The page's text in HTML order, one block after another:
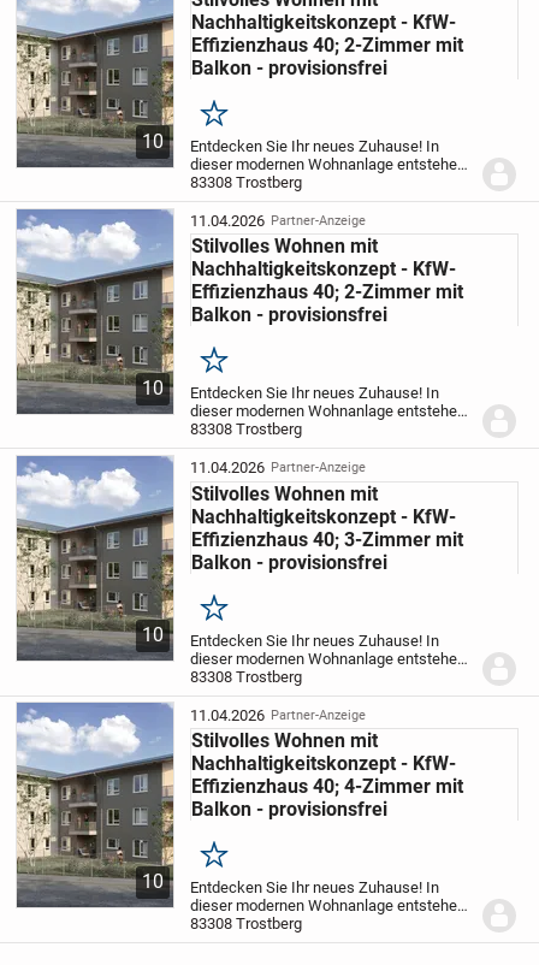
Elektroinstallation und eine moderne Telekommunikations-
und Multimediaausstattung.
10
Nachhaltigkeitskonzept - KfW-
Effizienzhaus 40; 2-Zimmer mit
Balkon - provisionsfrei
Merken
Entdecken Sie Ihr neues Zuhause! In
dieser modernen Wohnanlage entstehen
insgesamt 15 attraktive Wohnungen mit 2
bis 5 Zimmern und Wohnflächen
zwischen ca. 54 m² und ca. 128 m². Das
Objekt liegt in...
83308 Trostberg
10
11.04.2026 Partner-Anzeige
Stilvolles Wohnen mit
Nachhaltigkeitskonzept - KfW-
Effizienzhaus 40; 2-Zimmer mit
Balkon - provisionsfrei
Merken
Entdecken Sie Ihr neues Zuhause! In
dieser modernen Wohnanlage entstehen
insgesamt 15 attraktive Wohnungen mit 2
bis 5 Zimmern und Wohnflächen
zwischen ca. 54 m² und ca. 128 m². Das
Objekt liegt in...
83308 Trostberg
10
11.04.2026 Partner-Anzeige
Stilvolles Wohnen mit
Nachhaltigkeitskonzept - KfW-
Effizienzhaus 40; 3-Zimmer mit
Balkon - provisionsfrei
Merken
Entdecken Sie Ihr neues Zuhause! In
dieser modernen Wohnanlage entstehen
insgesamt 15 attraktive Wohnungen mit 2
bis 5 Zimmern und Wohnflächen
zwischen ca. 54 m² und ca. 128 m². Das
Objekt liegt in...
83308 Trostberg
10
11.04.2026 Partner-Anzeige
Stilvolles Wohnen mit
Nachhaltigkeitskonzept - KfW-
Effizienzhaus 40; 4-Zimmer mit
Balkon - provisionsfrei
Merken
Entdecken Sie Ihr neues Zuhause! In
dieser modernen Wohnanlage entstehen
insgesamt 15 attraktive Wohnungen mit 2
bis 5 Zimmern und Wohnflächen
83308 Trostberg